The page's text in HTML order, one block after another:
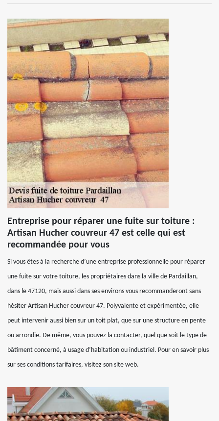
Entreprise pour réparer une fuite sur toiture :
Artisan Hucher couvreur 47 est celle qui est
recommandée pour vous
Si vous êtes à la recherche d’une entreprise professionnelle pour réparer
une fuite sur votre toiture, les propriétaires dans la ville de Pardaillan,
dans le 47120, mais aussi dans ses environs vous recommanderont sans
hésiter Artisan Hucher couvreur 47. Polyvalente et expérimentée, elle
peut intervenir aussi bien sur un toit plat, que sur une structure en pente
ou arrondie. De même, vous pouvez la contacter, quel que soit le type de
bâtiment concerné, à usage d’habitation ou industriel. Pour en savoir plus
sur ses conditions tarifaires, visitez son site web.